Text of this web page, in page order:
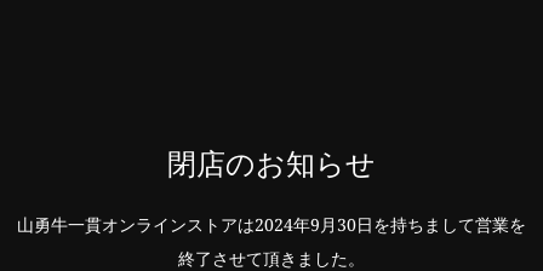
閉店のお知らせ
山勇牛一貫オンラインストアは2024年9月30日を持ちまして営業を
終了させて頂きました。